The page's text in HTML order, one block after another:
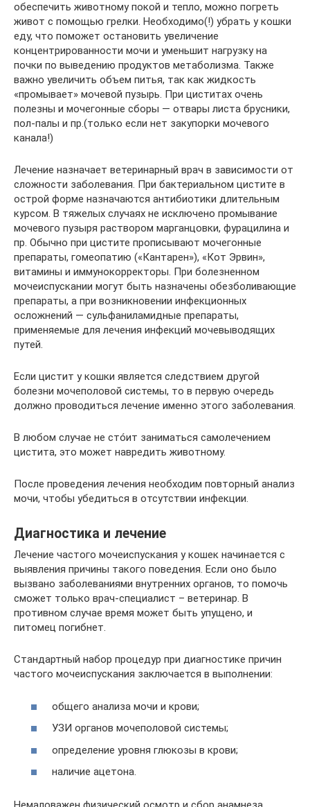
обеспечить животному покой и тепло, можно погреть
живот с помощью грелки. Необходимо(!) убрать у кошки
еду, что поможет остановить увеличение
концентрированности мочи и уменьшит нагрузку на
почки по выведению продуктов метаболизма. Также
важно увеличить объем питья, так как жидкость
«промывает» мочевой пузырь. При циститах очень
полезны и мочегонные сборы — отвары листа брусники,
пол-палы и пр.(только если нет закупорки мочевого
канала!)
Лечение назначает ветеринарный врач в зависимости от
сложности заболевания. При бактериальном цистите в
острой форме назначаются антибиотики длительным
курсом. В тяжелых случаях не исключено промывание
мочевого пузыря раствором марганцовки, фурацилина и
пр. Обычно при цистите прописывают мочегонные
препараты, гомеопатию («Кантарен»), «Кот Эрвин»,
витамины и иммунокорректоры. При болезненном
мочеиспускании могут быть назначены обезболивающие
препараты, а при возникновении инфекционных
осложнений — сульфаниламидные препараты,
применяемые для лечения инфекций мочевыводящих
путей.
Если цистит у кошки является следствием другой
болезни мочеполовой системы, то в первую очередь
должно проводиться лечение именно этого заболевания.
В любом случае не стóит заниматься самолечением
цистита, это может навредить животному.
После проведения лечения необходим повторный анализ
мочи, чтобы убедиться в отсутствии инфекции.
Диагностика и лечение
Лечение частого мочеиспускания у кошек начинается с
выявления причины такого поведения. Если оно было
вызвано заболеваниями внутренних органов, то помочь
сможет только врач-специалист – ветеринар. В
противном случае время может быть упущено, и
питомец погибнет.
Стандартный набор процедур при диагностике причин
частого мочеиспускания заключается в выполнении:
общего анализа мочи и крови;
УЗИ органов мочеполовой системы;
определение уровня глюкозы в крови;
наличие ацетона.